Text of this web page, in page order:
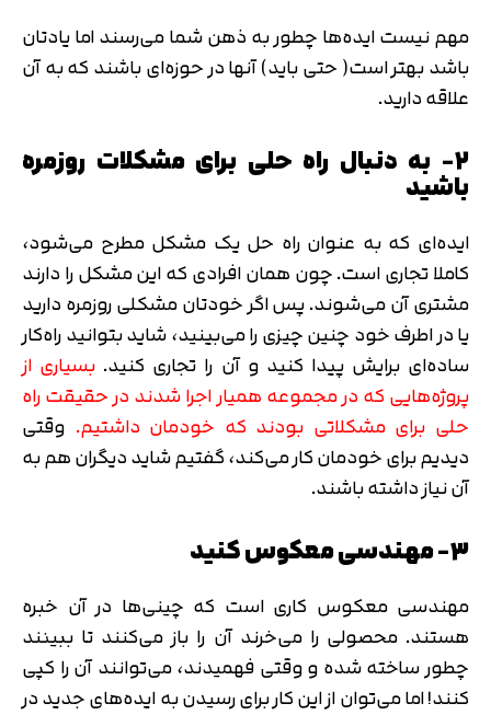
مهم نیست ایده‌ها چطور به ذهن شما می‌رسند اما یادتان
باشد بهتر است( حتی باید) آنها در حوزه‌ای باشند که به آن
علاقه دارید.
۲- به دنبال راه حلی برای مشکلات روزمره
باشید
ایده‌ای که به عنوان راه حل یک مشکل مطرح می‌شود،
کاملا تجاری است. چون همان افرادی که این مشکل را دارند
مشتری آن می‌شوند. پس اگر خودتان مشکلی روزمره دارید
یا در اطرف خود چنین چیزی را می‌بینید، شاید بتوانید راه‌کار
ساده‌ای برایش پیدا کنید و آن را تجاری کنید. بسیاری از
پروژه‌هایی که در مجموعه همیار اجرا شدند در حقیقت راه
حلی برای مشکلاتی بودند که خودمان داشتیم. وقتی
دیدیم برای خودمان کار می‌کند، گفتیم شاید دیگران هم به
آن نیاز داشته باشند.
۳- مهندسی معکوس کنید
مهندسی معکوس کاری است که چینی‌ها در آن خبره
هستند. محصولی را می‌خرند آن را باز می‌کنند تا ببینند
چطور ساخته شده و وقتی فهمیدند، می‌توانند آن را کپی
کنند! اما می‌توان از این کار برای رسیدن به ایده‌های جدید در